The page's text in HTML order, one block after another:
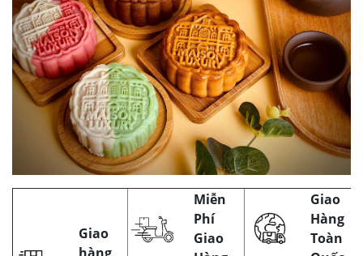
Giao
Miễn
Phí
Giao
Giao
Hàng
Toàn